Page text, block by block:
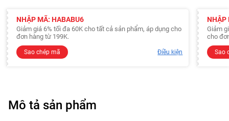
NHẬP MÃ: HABABU6
Giảm giá 6% tối đa 60K cho tất cả sản phẩm, áp dụng cho
đơn hàng từ 199K.
Sao chép mã Điều kiện
NHẬP
Giảm
cho
Sao
Mô tả sản phẩm